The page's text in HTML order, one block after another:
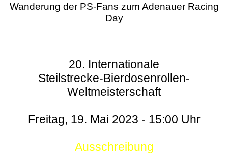
Wanderung der PS-Fans zum Adenauer Racing
Day
20. Internationale
Steilstrecke-Bierdosenrollen-
Weltmeisterschaft
Freitag, 19. Mai 2023 - 15:00 Uhr
Ausschreibung